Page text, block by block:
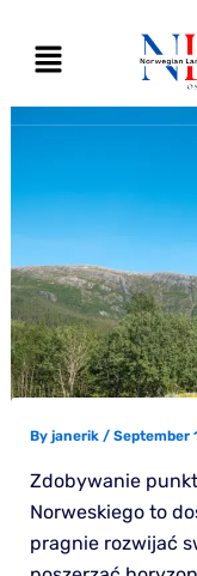
content
Menu
By janerik / September
Zdobywanie
Norweskiego to
pragnie rozwijać